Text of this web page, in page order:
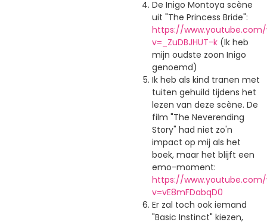
De Inigo Montoya scène
uit "The Princess Bride":
https://
v=_ZuDBJHUT-k(Ik heb
mijn oudste zoon Inigo
genoemd)
Ik heb als kind tranen met
tuiten gehuild tijdens het
lezen van deze scène. De
film "The Neverending
Story" had niet zo'n
impact op mij als het
boek, maar het blijft een
emo-moment:
https://
v=vE8mFDabqD0
Er zal toch ook iemand
"Basic Instinct" kiezen,